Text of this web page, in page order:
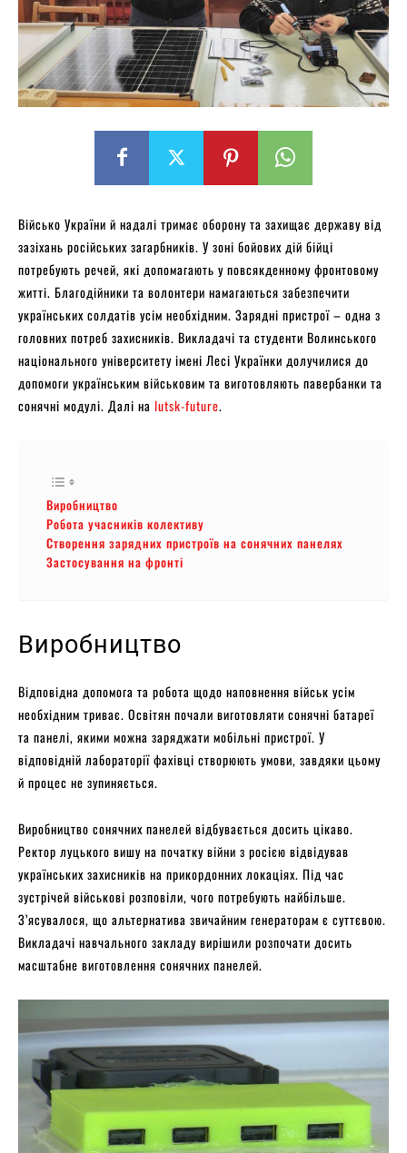
Військо України й надалі тримає оборону та захищає державу від
зазіхань російських загарбників. У зоні бойових дій бійці
потребують речей, які допомагають у повсякденному фронтовому
житті. Благодійники та волонтери намагаються забезпечити
українських солдатів усім необхідним. Зарядні пристрої – одна з
головних потреб захисників. Викладачі та студенти Волинського
національного університету імені Лесі Українки долучилися до
допомоги українським військовим та виготовляють павербанки та
сонячні модулі. Далі на lutsk-future.
Виробництво
Робота учасників колективу
Створення зарядних пристроїв на сонячних панелях
Застосування на фронті
Виробництво
Відповідна допомога та робота щодо наповнення військ усім
необхідним триває. Освітян почали виготовляти сонячні батареї
та панелі, якими можна заряджати мобільні пристрої. У
відповідній лабораторії фахівці створюють умови, завдяки цьому
й процес не зупиняється.
Виробництво сонячних панелей відбувається досить цікаво.
Ректор луцького вишу на початку війни з росією відвідував
українських захисників на прикордонних локаціях. Під час
зустрічей військові розповіли, чого потребують найбільше.
З’ясувалося, що альтернатива звичайним генераторам є суттєвою.
Викладачі навчального закладу вирішили розпочати досить
масштабне виготовлення сонячних панелей.